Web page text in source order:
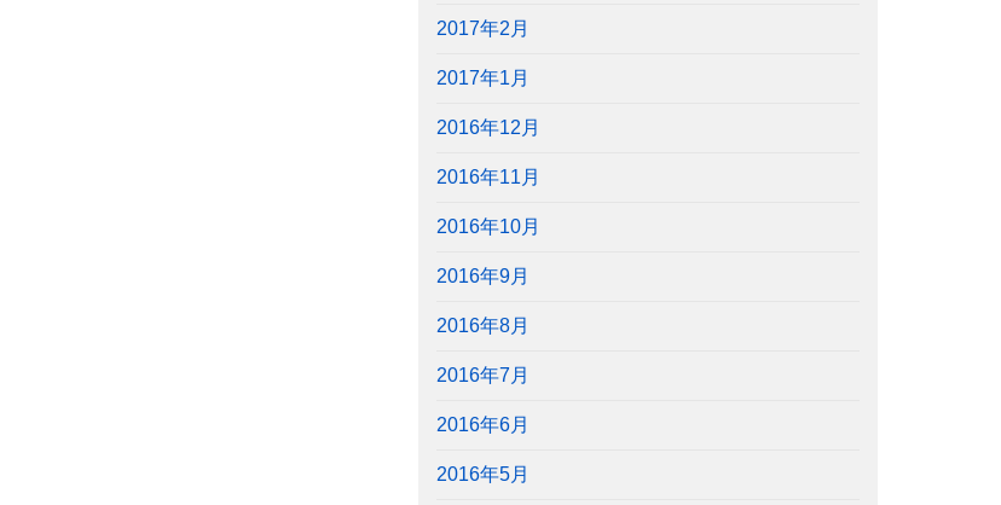
2017年2月
2017年1月
2016年12月
2016年11月
2016年10月
2016年9月
2016年8月
2016年7月
2016年6月
2016年5月